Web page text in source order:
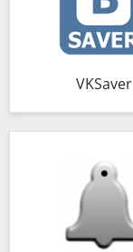
VKSaver